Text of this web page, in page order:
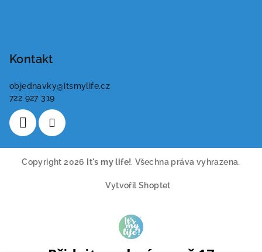
Kontakt
objednavky@itsmylife.cz
722 927 319
Copyright 2026 It's my life!. Všechna práva vyhrazena.
Vytvořil Shoptet